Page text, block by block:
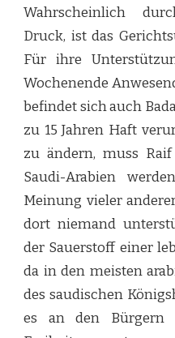
Wahrscheinlich
Druck, ist das
Für ihre
Wochenende
befindet sich auch
zu 15 Jahren Haft
zu ändern, muss
Saudi-Arabien
Meinung vieler
dort niemand
der Sauerstoff einer
da in den meisten
des saudischen
es an den Bürgern